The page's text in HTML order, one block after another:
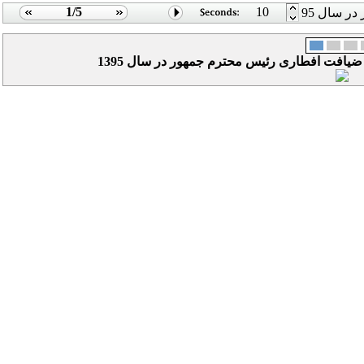
1/5 10 سال 95
افطاری رئیس محترم جمهور در سال 1395